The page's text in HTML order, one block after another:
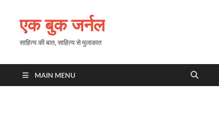
एक बुक जर्नल
साहित्य की बात, साहित्य से मुलाकात
MAIN MENU